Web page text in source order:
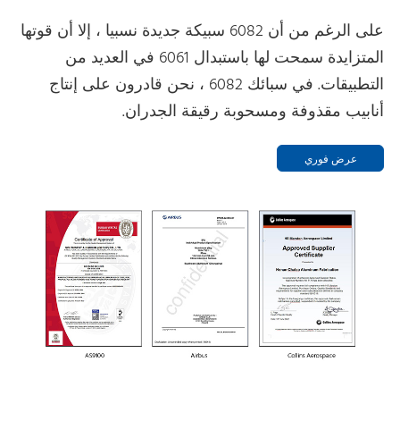
على الرغم من أن 6082 سبيكة جديدة نسبيا ، إلا أن قوتها
المتزايدة سمحت لها باستبدال 6061 في العديد من
التطبيقات. في سبائك 6082 ، نحن قادرون على إنتاج
أنابيب مقذوفة ومسحوبة رقيقة الجدران.
عرض فوري